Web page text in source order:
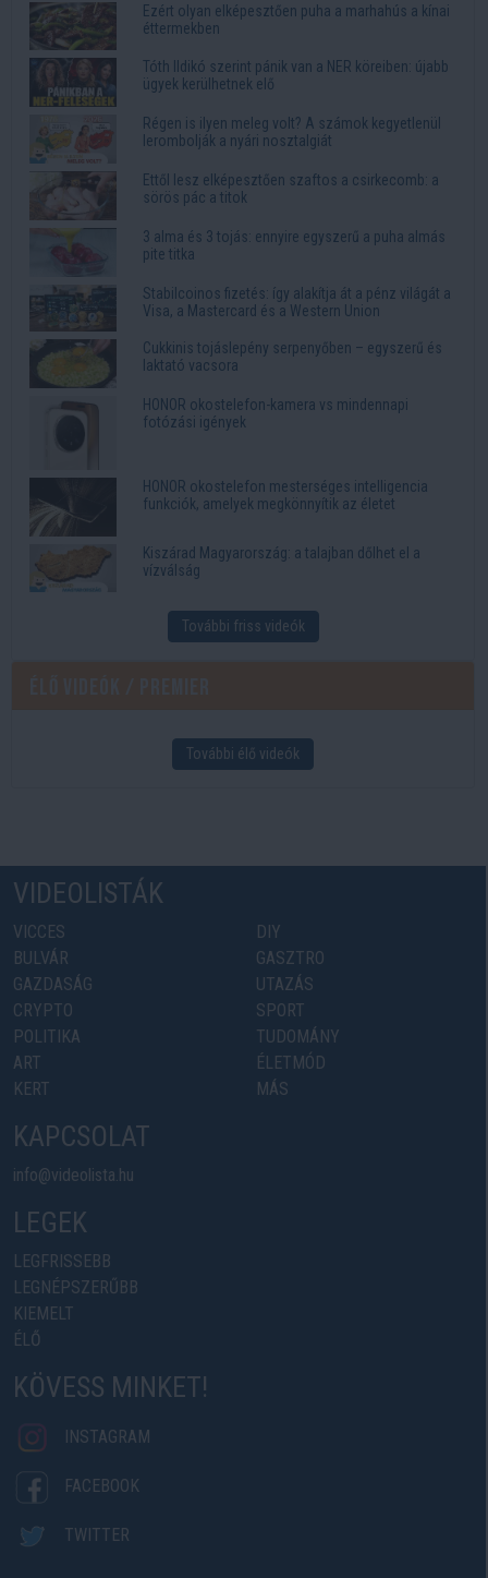
Ezért olyan elképesztően puha a marhahús a kínai
éttermekben
Tóth Ildikó szerint pánik van a NER köreiben: újabb
ügyek kerülhetnek elő
Régen is ilyen meleg volt? A számok kegyetlenül
lerombolják a nyári nosztalgiát
Ettől lesz elképesztően szaftos a csirkecomb: a
sörös pác a titok
3 alma és 3 tojás: ennyire egyszerű a puha almás
pite titka
Stabilcoinos fizetés: így alakítja át a pénz világát a
Visa, a Mastercard és a Western Union
Cukkinis tojáslepény serpenyőben – egyszerű és
laktató vacsora
HONOR okostelefon-kamera vs mindennapi
fotózási igények
HONOR okostelefon mesterséges intelligencia
funkciók, amelyek megkönnyítik az életet
Kiszárad Magyarország: a talajban dőlhet el a
vízválság
További friss videók
További élő videók
VIDEOLISTÁK
VICCES
BULVÁR
GAZDASÁG
CRYPTO
POLITIKA
ART
KERT
DIY
GASZTRO
UTAZÁS
SPORT
TUDOMÁNY
ÉLETMÓD
MÁS
KAPCSOLAT
info@videolista.hu
LEGEK
LEGFRISSEBB
LEGNÉPSZERŰBB
KIEMELT
ÉLŐ
KÖVESS MINKET!
INSTAGRAM
FACEBOOK
TWITTER